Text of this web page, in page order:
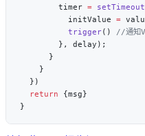
        timer
= setTimeout
          initValue
=
          trigger
()
  return